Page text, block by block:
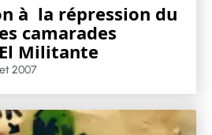
à la répression du
camarades
Militante
2007